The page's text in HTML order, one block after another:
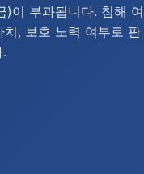
)이 부과됩니다. 침해 여
, 보호 노력 여부로 판